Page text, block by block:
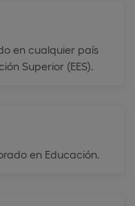
en cualquier país
Superior (EES).
en Educación.